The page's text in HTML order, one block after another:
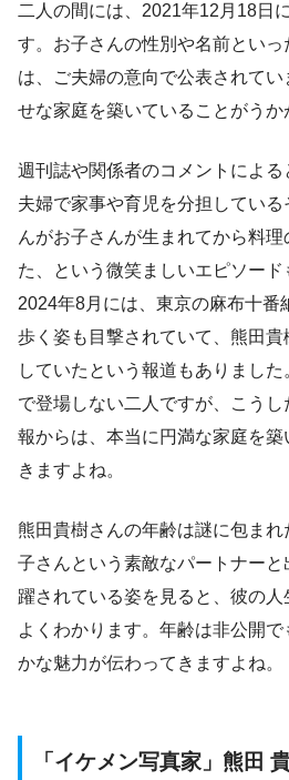
二人の間には、2021年12月18日
す。お子さんの性別や名前とい
は、ご夫婦の意向で公表されて
せな家庭を築いていることがうか
週刊誌や関係者のコメントによ
夫婦で家事や育児を分担してい
んがお子さんが生まれてから料
た、という微笑ましいエピソード
2024年8月には、東京の麻布十番
歩く姿も目撃されていて、熊田
していたという報道もありまし
で登場しない二人ですが、こう
報からは、本当に円満な家庭を
きますよね。
熊田貴樹さんの年齢は謎に包ま
子さんという素敵なパートナー
躍されている姿を見ると、彼の
よくわかります。年齢は非公開
かな魅力が伝わってきますよね。
「イケメン写真家」熊田